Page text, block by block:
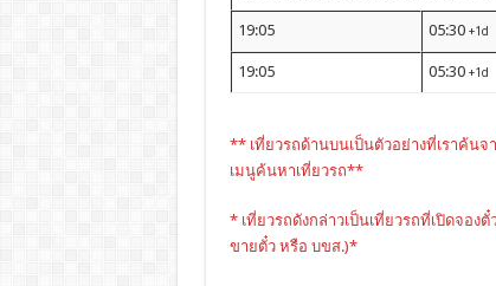
19:05 05:30 +1d
19:05 05:30 +1d
** เที่ยวรถด้านบนเป็นตัวอย่างที่เราค้นจ
เมนูค้นหาเที่ยวรถ**
* เที่ยวรถดังกล่าวเป็นเที่ยวรถที่เปิดจอ
ขายตั๋ว หรือ บขส.)*